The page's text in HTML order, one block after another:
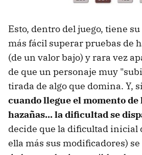
Esto, dentro del juego, tiene
más fácil superar pruebas de
(de un valor bajo) y rara vez
de que un personaje muy
tirada de algo que domina. Y,
cuando llegue el momento de
hazañas... la dificultad se
decide que la dificultad inicial
ella más sus modificadores)